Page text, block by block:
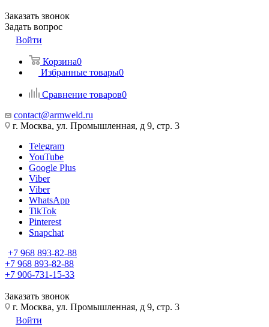
Заказать звонок
Задать вопрос
Войти
Корзина0
Избранные товары0
Сравнение товаров0
contact@armweld.ru
г. Москва, ул. Промышленная, д 9, стр. 3
Telegram
YouTube
Google Plus
Viber
Viber
WhatsApp
TikTok
Pinterest
Snapchat
+7 968 893-82-88
+7 968 893-82-88
+7 906-731-15-33
Заказать звонок
г. Москва, ул. Промышленная, д 9, стр. 3
Войти